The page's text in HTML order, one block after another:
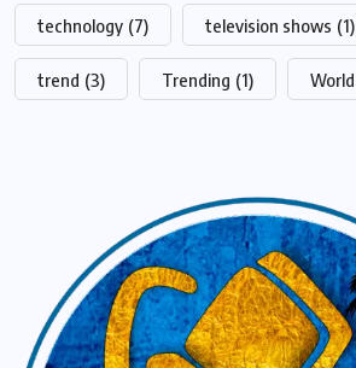
technology (7) television shows (1)
trend (3) Trending (1) World